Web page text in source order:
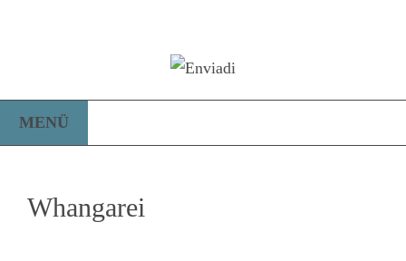
MENÜ
Whangarei